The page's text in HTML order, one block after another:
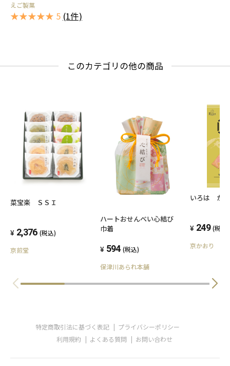
えご製菓
★★★★★ 5 (1件)
このカテゴリの他の商品
菜宝楽 ＳＳＩ
2,376 (税込)
京煎堂
ハートおせんべい心結び
巾着
594 (税込)
保津川あられ本舗
いろは か
249 (税込)
京かおり
特定商取引法に基づく表記
プライバシーポリシー
利用規約
よくある質問 お問い合わせ